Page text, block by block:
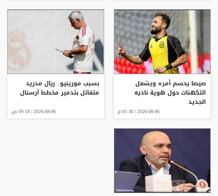
صيصا يحسم أمره ويشعل
التكهنات حول هوية ناديه
الجديد
2026-08-06 | 01:30 م
بسبب مورينيو.. ريال مدريد
متفائل بتدمير مخطط آرسنال
2026-08-06 | 09:18 ص